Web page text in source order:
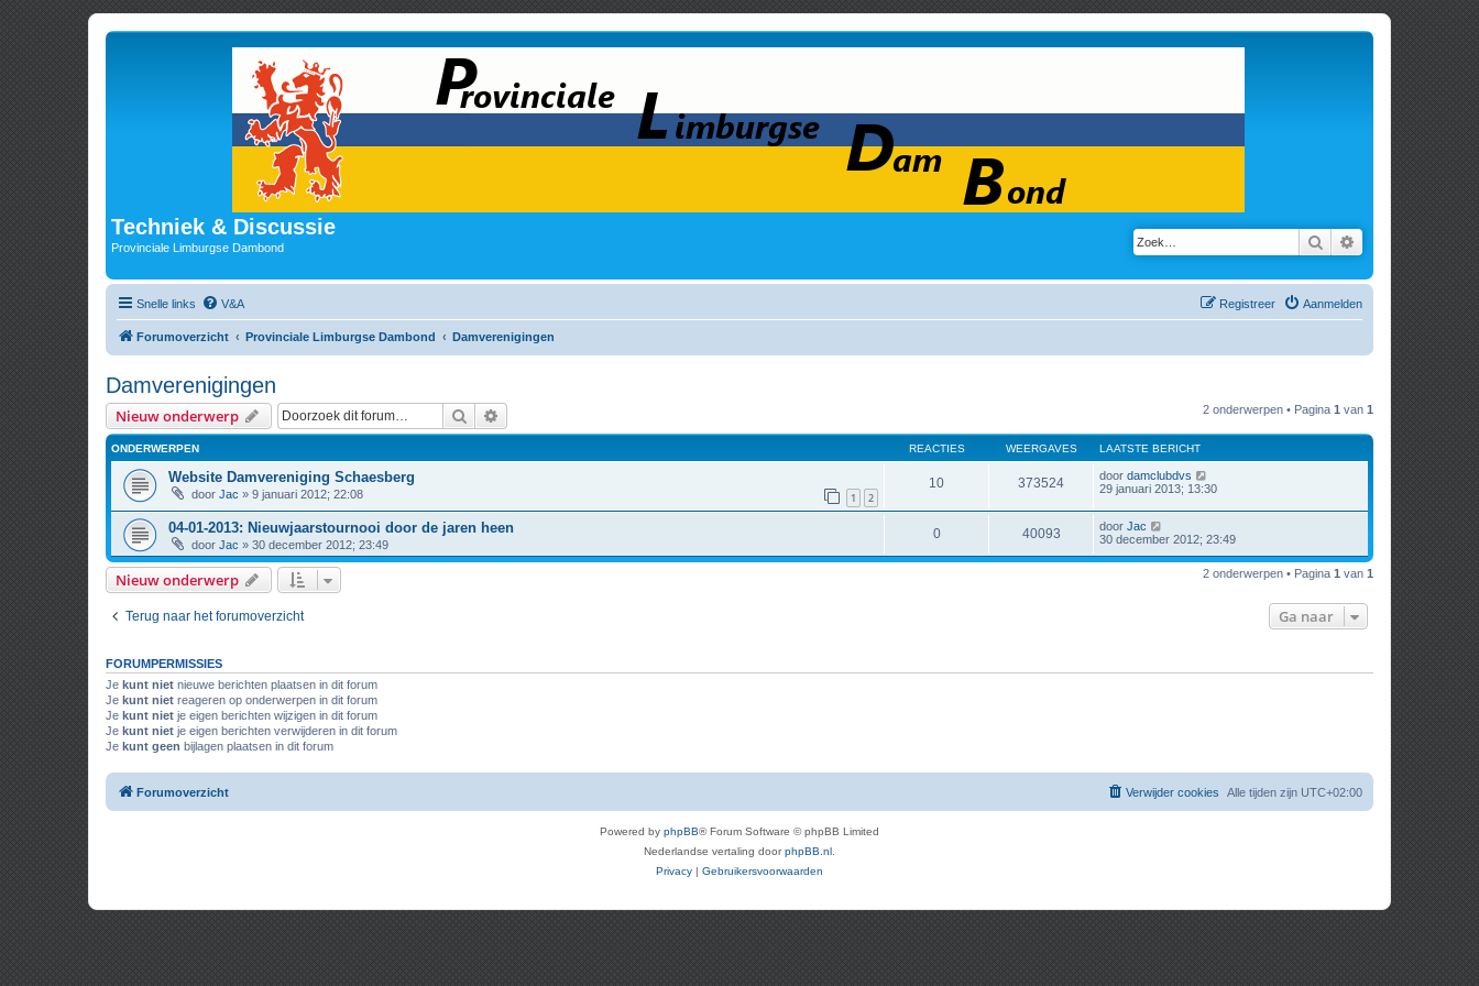
Techniek & Discussie
Provinciale Limburgse Dambond Zoek Uitgebreid zoeken
Snelle links V&A Aanmelden
Registreer
Forumoverzicht Provinciale Limburgse Dambond Damverenigingen
Damverenigingen
Nieuw onderwerp Zoek 2 onderwerpen • Pagina 1 van 1
ONDERWERPEN REACTIES WEERGAVES LAATSTE BERICHT
Website Damvereniging Schaesberg
door Jac » 9 januari 2012; 22:08 1 2
10 373524 door damclubdvs
29 januari 2013; 13:30
04-01-2013: Nieuwjaarstournooi door de jaren heen
door Jac » 30 december 2012; 23:49
0 40093 door Jac
30 december 2012; 23:49
Nieuw onderwerp 2 onderwerpen • Pagina 1 van 1
Terug naar het forumoverzicht Ga naar
FORUMPERMISSIES
Je kunt niet nieuwe berichten plaatsen in dit forum
Je kunt niet reageren op onderwerpen in dit forum
Je kunt niet je eigen berichten wijzigen in dit forum
Je kunt niet je eigen berichten verwijderen in dit forum
Je kunt geen bijlagen plaatsen in dit forum
Forumoverzicht Alle tijden zijn UTC+02:00
Verwijder cookies
Powered by phpBB® Forum Software © phpBB Limited
Nederlandse vertaling doorphpBB.nl
Privacy | Gebruikersvoorwaarden